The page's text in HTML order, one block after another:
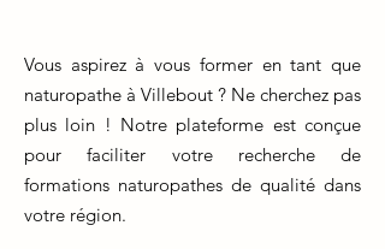
Vous aspirez à vous former en tant que
naturopathe à Villebout ? Ne cherchez pas
plus loin ! Notre plateforme est conçue
pour faciliter votre recherche de
formations naturopathes de qualité dans
votre région.